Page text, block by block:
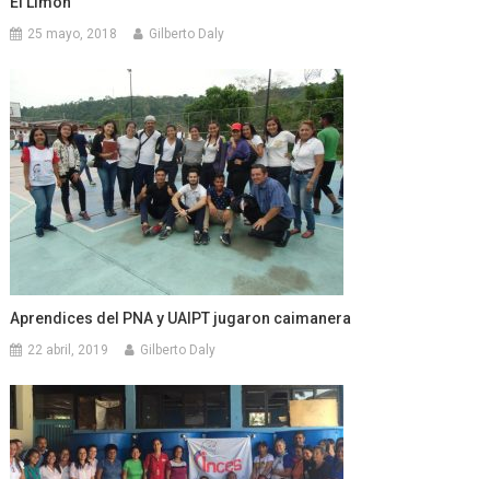
25 mayo, 2018 Gilberto Daly
Aprendices del PNA y UAIPT jugaron caimanera
22 abril, 2019 Gilberto Daly